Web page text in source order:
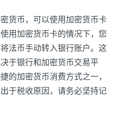
货币，可以使用加密货币卡
用加密货币卡的情况下，您
法币手动转入银行账户。这
于银行和加密货币交易平
的加密货币消费方式之一，
于税收原因，请务必坚持记